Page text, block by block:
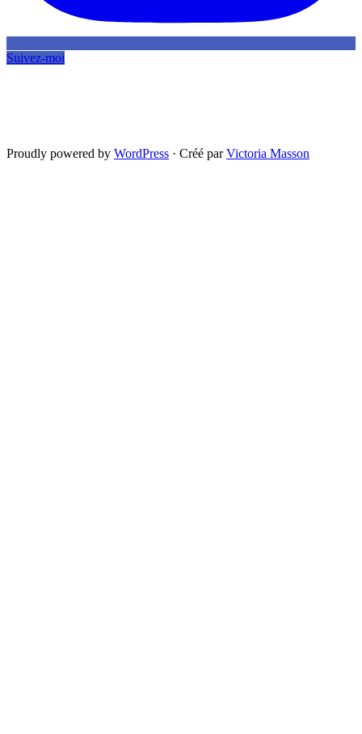
Suivez-moi
Proudly powered by WordPress · Créé parVictoria Masson